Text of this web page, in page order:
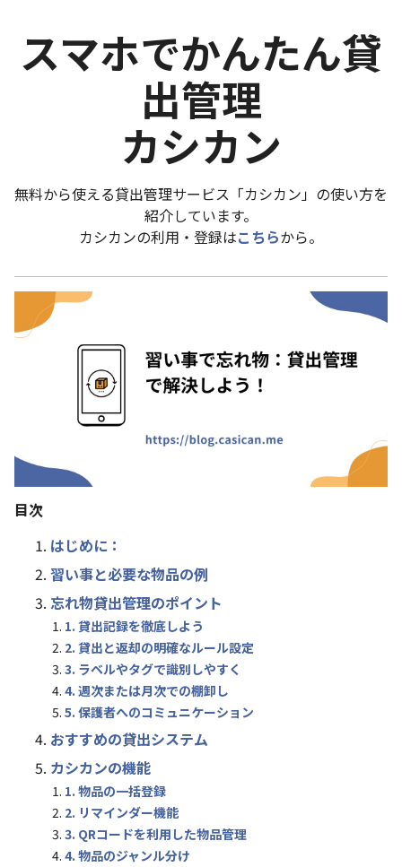
スマホでかんたん貸
出管理
カシカン
無料から使える貸出管理サービス「カシカン」の使い方を
紹介しています。
カシカンの利用・登録はこちらから。
目次
はじめに：
習い事と必要な物品の例
忘れ物貸出管理のポイント
1. 貸出記録を徹底しよう
2. 貸出と返却の明確なルール設定
3. ラベルやタグで識別しやすく
4. 週次または月次での棚卸し
5. 保護者へのコミュニケーション
おすすめの貸出システム
カシカンの機能
1. 物品の一括登録
2. リマインダー機能
3. QRコードを利用した物品管理
4. 物品のジャンル分け